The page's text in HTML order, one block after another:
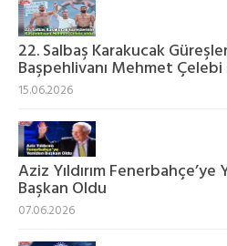
22. Salbaş Karakucak
Başpehlivanı Mehmet
15.06.2026
Aziz Yıldırım Fenerbahçe’ye
Başkan Oldu
07.06.2026